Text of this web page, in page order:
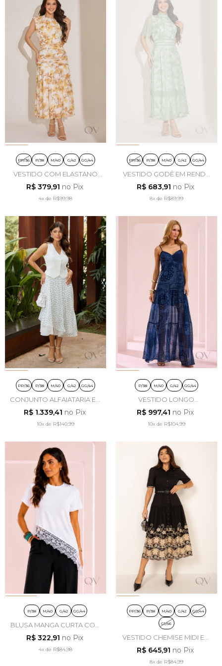
PP/36 P/38 M/40 G/42 GG/44
VESTIDO COM ELASTANO
EM TULE ESTAMPADO - TATA
MARTELLO
R$ 379,91 no Pix
4x de R$99,98
PP/36 P/38 M/40 G/42 GG/44
VESTIDO GODÊ EM RENDA
COM LASTEX VERDE - TATA
MARTELLO
R$ 683,91 no Pix
8xde R$89,99
PP/36 P/38 M/40 G/42 GG/44
CONJUNTO ALFAIATARIA EM
CHIFFON YORIO POÁ -
LUZIA FAZZOLLI
R$ 1.339,41 no Pix
10x de R$140,99
P/38 M/40 G/42 GG/44
VESTIDO LONGO
ESTAMPADO EM CHIFFON
AZUL MARINHO - ARTSY
R$ 997,41 no Pix
10xde R$104,99
P/38 M/40 G/42 GG/44
BLUSA MANGA CURTA COM
RENDA EM VISCOLYCRA
OFF WHITE - ARTSY
R$ 322,91 no Pix
4x de R$84,98
PP/36 P/38 M/40 G/42 GG/44
G1/46
VESTIDO CHEMISE MIDI EM
ALGODÃO BORDADO
PRETO - LEKAZIS
R$ 645,91 no Pix
8xde R$84,99